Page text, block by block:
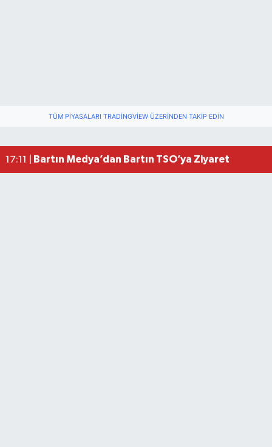
TÜM PIYASALARI TRADINGVIEW ÜZERINDEN TAKIP EDIN
17:11 | Bartın Medya’dan Bartın TSO’ya Ziyaret